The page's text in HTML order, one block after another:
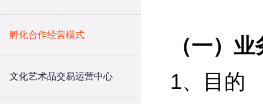
孵化合作经营模式
文化艺术品交易运营中心
（一）
1、目的